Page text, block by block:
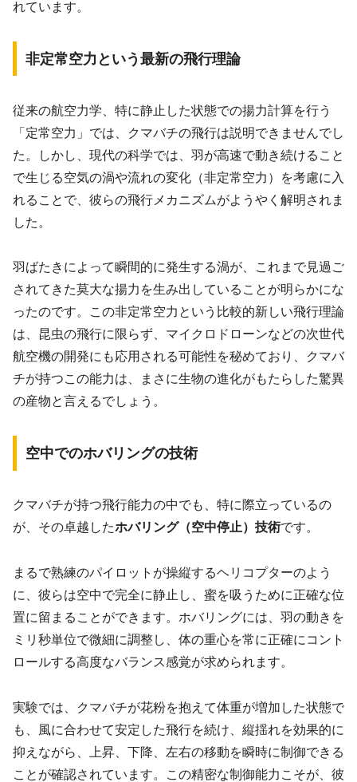
れています。
非定常空力という最新の飛行理論
従来の航空力学、特に静止した状態での揚力計算を行う
「定常空力」では、クマバチの飛行は説明できませんでし
た。しかし、現代の科学では、羽が高速で動き続けること
で生じる空気の渦や流れの変化（非定常空力）を考慮に入
れることで、彼らの飛行メカニズムがようやく解明されま
した。
羽ばたきによって瞬間的に発生する渦が、これまで見過ご
されてきた莫大な揚力を生み出していることが明らかにな
ったのです。この非定常空力という比較的新しい飛行理論
は、昆虫の飛行に限らず、マイクロドローンなどの次世代
航空機の開発にも応用される可能性を秘めており、クマバ
チが持つこの能力は、まさに生物の進化がもたらした驚異
の産物と言えるでしょう。
空中でのホバリングの技術
クマバチが持つ飛行能力の中でも、特に際立っているの
が、その卓越したホバリング（空中停止）技術です。
まるで熟練のパイロットが操縦するヘリコプターのよう
に、彼らは空中で完全に静止し、蜜を吸うために正確な位
置に留まることができます。ホバリングには、羽の動きを
ミリ秒単位で微細に調整し、体の重心を常に正確にコント
ロールする高度なバランス感覚が求められます。
実験では、クマバチが花粉を抱えて体重が増加した状態で
も、風に合わせて安定した飛行を続け、縦揺れを効果的に
抑えながら、上昇、下降、左右の移動を瞬時に制御できる
ことが確認されています。この精密な制御能力こそが、彼